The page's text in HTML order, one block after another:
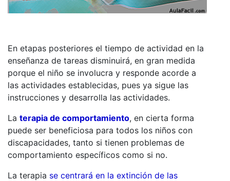
En etapas posteriores el tiempo de actividad en la
enseñanza de tareas disminuirá, en gran medida
porque el niño se involucra y responde acorde a
las actividades establecidas, pues ya sigue las
instrucciones y desarrolla las actividades.
La terapia de comportamiento, en cierta forma
puede ser beneficiosa para todos los niños con
discapacidades, tanto si tienen problemas de
comportamiento específicos como si no.
La terapia se centrará en la extinción de las